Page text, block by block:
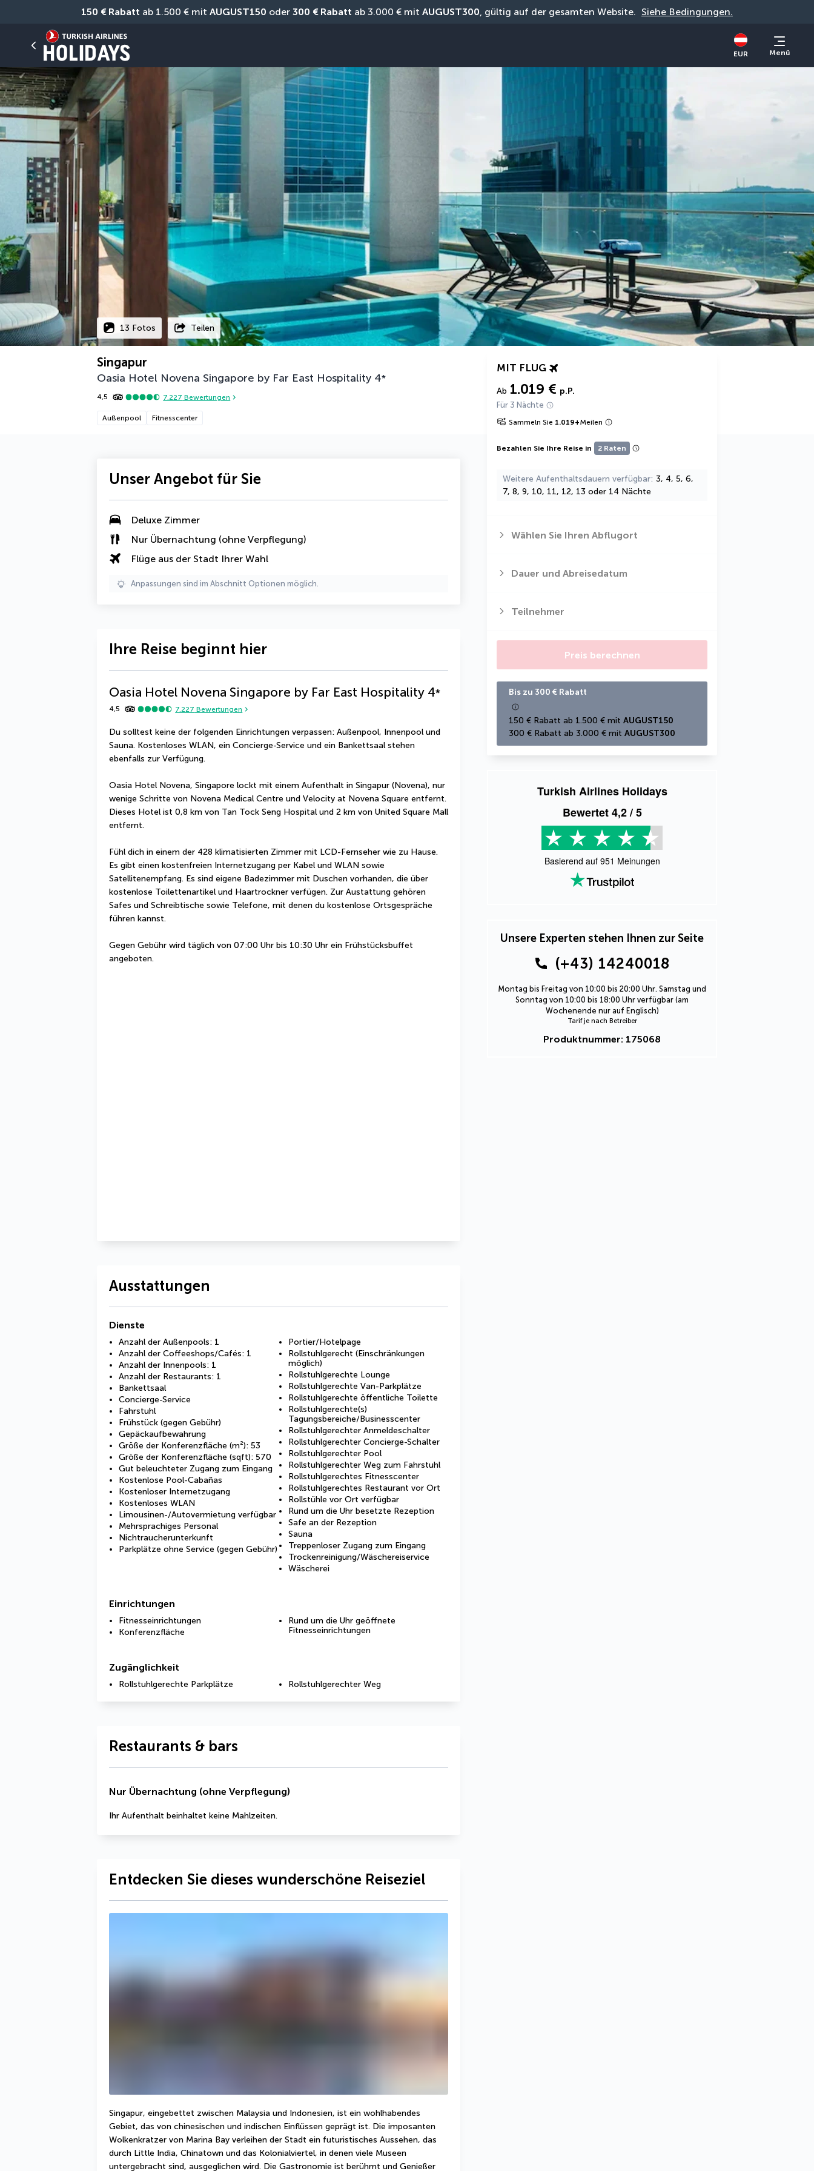
150 € Rabatt ab 1.500 € mit AUGUST150 oder 300 € Rabatt ab 3.000 € mit AUGUST300, gültig auf der gesamten Website. Siehe Bedingungen.
EUR Menü
13 Fotos Teilen
Singapur
Oasia Hotel Novena Singapore by Far East Hospitality 4*
4,5 7.227 Bewertungen
Außenpool Fitnesscenter
MIT FLUG
Ab 1.019 € p.P.
Für 3 Nächte
Sammeln Sie 1.019+Meilen
Bezahlen Sie Ihre Reise in 2 Raten
Weitere Aufenthaltsdauern verfügbar 3, 4, 5, 6,
7, 8, 9, 10, 11, 12, 13 oder 14 Nächte
Wählen Sie Ihren Abflugort
Dauer und Abreisedatum
Teilnehmer
Preis berechnen
Bis zu 300 € Rabatt
150 € Rabatt ab 1.500 € mit AUGUST150
300 € Rabatt ab 3.000 € mit AUGUST300
Turkish Airlines Holidays
Bewertet4,2/ 5
Basierend auf 951 Meinungen
Unsere Experten stehen Ihnen zur Seite
(+43) 14240018
Montag bis Freitag von 10:00 bis 20:00 Uhr. Samstag und
Sonntag von 10:00 bis 18:00 Uhr verfügbar (am
Wochenende nur auf Englisch)
Tarif je nach Betreiber
Produktnummer: 175068
Unser Angebot für Sie
Deluxe Zimmer
Nur Übernachtung (ohne Verpflegung)
Flüge aus der Stadt Ihrer Wahl
Anpassungen sind im Abschnitt Optionen möglich.
Ihre Reise beginnt hier
Oasia Hotel Novena Singapore by Far East Hospitality 4*
4,5 7.227 Bewertungen
Du solltest keine der folgenden Einrichtungen verpassen: Außenpool, Innenpool und
Sauna. Kostenloses WLAN, ein Concierge-Service und ein Bankettsaal stehen
ebenfalls zur Verfügung.
Oasia Hotel Novena, Singapore lockt mit einem Aufenthalt in Singapur (Novena), nur
wenige Schritte von Novena Medical Centre und Velocity at Novena Square entfernt.
Dieses Hotel ist 0,8 km von Tan Tock Seng Hospital und 2 km von United Square Mall
entfernt.
Fühl dich in einem der 428 klimatisierten Zimmer mit LCD-Fernseher wie zu Hause.
Es gibt einen kostenfreien Internetzugang per Kabel und WLAN sowie
Satellitenempfang. Es sind eigene Badezimmer mit Duschen vorhanden, die über
kostenlose Toilettenartikel und Haartrockner verfügen. Zur Austattung gehören
Safes und Schreibtische sowie Telefone, mit denen du kostenlose Ortsgespräche
führen kannst.
Gegen Gebühr wird täglich von 07:00 Uhr bis 10:30 Uhr ein Frühstücksbuffet
angeboten.
Ausstattungen
Dienste
Anzahl der Außenpools: 1
Anzahl der Coffeeshops/Cafés: 1
Anzahl der Innenpools: 1
Anzahl der Restaurants: 1
Bankettsaal
Concierge-Service
Fahrstuhl
Frühstück (gegen Gebühr)
Gepäckaufbewahrung
Größe der Konferenzfläche (m²): 53
Größe der Konferenzfläche (sqft): 570
Gut beleuchteter Zugang zum Eingang
Kostenlose Pool-Cabañas
Kostenloser Internetzugang
Kostenloses WLAN
Limousinen-/Autovermietung verfügbar
Mehrsprachiges Personal
Nichtraucherunterkunft
Parkplätze ohne Service (gegen Gebühr)
Portier/Hotelpage
Rollstuhlgerecht (Einschränkungen
möglich)
Rollstuhlgerechte Lounge
Rollstuhlgerechte Van-Parkplätze
Rollstuhlgerechte öffentliche Toilette
Rollstuhlgerechte(s)
Tagungsbereiche/Businesscenter
Rollstuhlgerechter Anmeldeschalter
Rollstuhlgerechter Concierge-Schalter
Rollstuhlgerechter Pool
Rollstuhlgerechter Weg zum Fahrstuhl
Rollstuhlgerechtes Fitnesscenter
Rollstuhlgerechtes Restaurant vor Ort
Rollstühle vor Ort verfügbar
Rund um die Uhr besetzte Rezeption
Safe an der Rezeption
Sauna
Treppenloser Zugang zum Eingang
Trockenreinigung/Wäschereiservice
Wäscherei
Einrichtungen
Fitnesseinrichtungen
Konferenzfläche
Rund um die Uhr geöffnete
Fitnesseinrichtungen
Zugänglichkeit
Rollstuhlgerechte Parkplätze Rollstuhlgerechter Weg
Restaurants & bars
Nur Übernachtung (ohne Verpflegung)
Ihr Aufenthalt beinhaltet keine Mahlzeiten.
Entdecken Sie dieses wunderschöne Reiseziel
Singapur, eingebettet zwischen Malaysia und Indonesien, ist ein wohlhabendes
Gebiet, das von chinesischen und indischen Einflüssen geprägt ist. Die imposanten
Wolkenkratzer von Marina Bay verleihen der Stadt ein futuristisches Aussehen, das
durch Little India, Chinatown und das Kolonialviertel, in denen viele Museen
untergebracht sind, ausgeglichen wird. Die Gastronomie ist berühmt und Genießer